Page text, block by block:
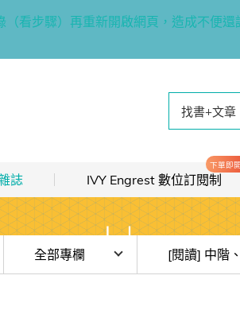
看步驟）再重新開啟網頁，造成不便還
誌
多人買
hot
業 / 補習班 hot
IVY Engrest 數位訂閱制
下單即
數位訂閱制介紹
數位訂閱制-新手攻略 new
訂閱方案
目前位於:
全部專欄 [閱讀] 中階